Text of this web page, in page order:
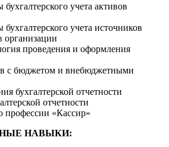
учета активов
учета источников
организации
проведения и оформления
с бюджетом и внебюджетными
бухгалтерской отчетности
отчетности
профессии «Кассир»
НАВЫКИ: